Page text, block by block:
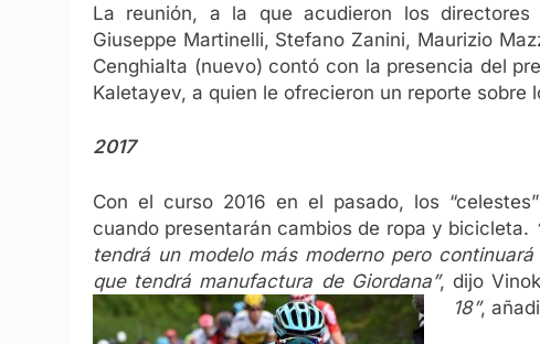
La reunión, a la que acudieron los directores
Giuseppe Martinelli, Stefano Zanini, Maurizio
Cenghialta (nuevo) contó con la presencia del
Kaletayev, a quien le ofrecieron un reporte sobre
2017
Con el curso 2016 en el pasado, los
cuando presentarán cambios de ropa y bicicleta.
tendrá un modelo más moderno pero
que tendrá manufactura de Giordana”, dijo
18”,